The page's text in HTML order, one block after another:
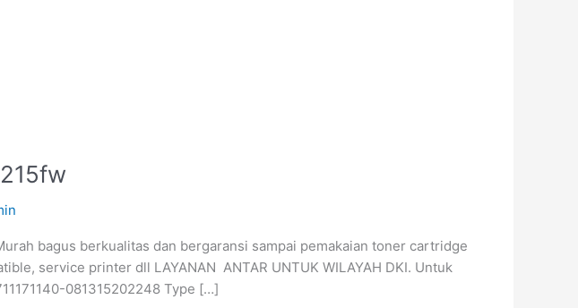
bagus berkualitas dan bergaransi sampai pemakaian toner cartridge
service printer dll LAYANAN ANTAR UNTUK WILAYAH DKI. Untuk
081315202248 Type […]